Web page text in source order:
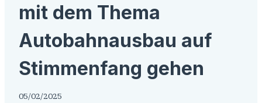
mit dem Thema
Autobahnausbau auf
Stimmenfang gehen
05/02/2025